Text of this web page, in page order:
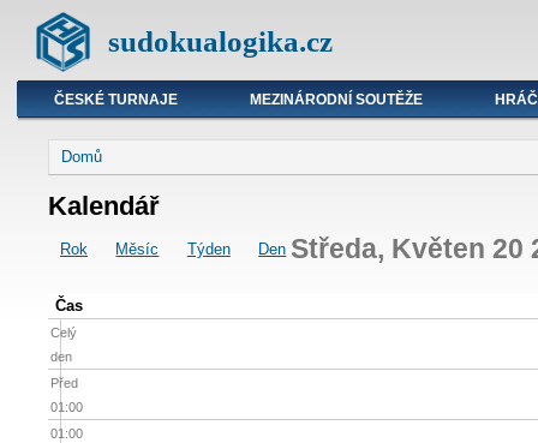
sudokualogika.cz
ČESKÉ TURNAJE MEZINÁRODNÍ SOUTĚŽE
Domů
Kalendář
Rok Měsíc Týden Den Středa, Květen 20
Čas
Celý
den
Před
01:00
01:00